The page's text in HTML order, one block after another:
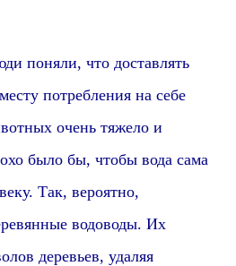
что доставлять
потребления на себе
очень тяжело и
было бы, чтобы вода сама
Так,вероятно,
водоводы. Их
деревьев, удаляя